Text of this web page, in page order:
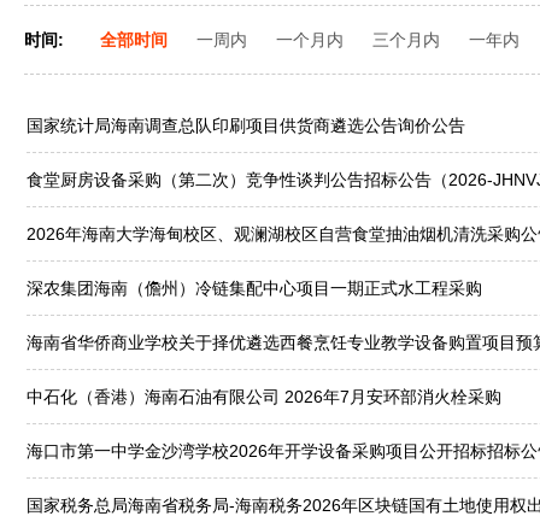
时间: 全部时间 一周内 一个月内 三个月内 一年内
国家统计局海南调查总队印刷项目供货商遴选公告询价公告
食堂厨房设备采购（第二次）竞争性谈判公告招标公告（2026-
2026年海南大学海甸校区、观澜湖校区自营食堂抽油烟机清洗采购
深农集团海南（儋州）冷链集配中心项目一期正式水工程采购
海南省华侨商业学校关于择优遴选西餐烹饪专业教学设备购置项目预
中石化（香港）海南石油有限公司 2026年7月安环部消火栓采购
海口市第一中学金沙湾学校2026年开学设备采购项目公开招标招标
国家税务总局海南省税务局-海南税务2026年区块链国有土地使用权